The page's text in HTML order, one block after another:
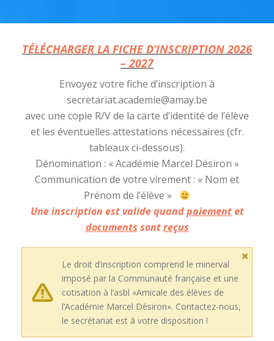
TÉLÉCHARGER LA FICHE D’INSCRIPTION2026
– 2027
Envoyez votre fiche d’inscription à
secretariat.academie@amay.be
avec une copie R/V de la carte d’identité de l’élève
et les éventuelles attestations nécessaires (cfr.
tableaux ci-dessous).
Dénomination : « Académie Marcel Désiron »
Communication de votre virement : « Nom et
Prénom de l’élève »
Une inscription est valide quandpaiementet
documents sontreçus
Le droit d’inscription comprend le minerval
imposé par la Communauté française et une
cotisation à l’asbl «Amicale des élèves de
l’Académie Marcel Désiron». Contactez-nous,
le secrétariat est à votre disposition !